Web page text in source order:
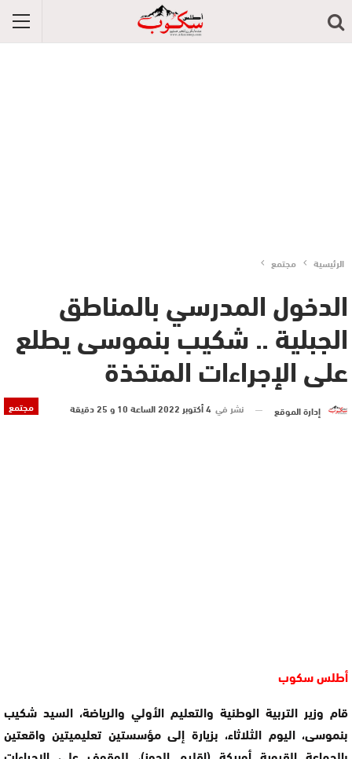
الرئيسية مجتمع
الدخول المدرسي بالمناطق
الجبلية .. شكيب بنموسى يطلع
على الإجراءات المتخذة
مجتمع إدارة الموقع نشر في 4 أكتوبر 2022 الساعة 10 و 25 دقيقة
أطلس سكوب
قام وزير التربية الوطنية والتعليم الأولي والرياضة، السيد شكيب
بنموسى، اليوم الثلاثاء، بزيارة إلى مؤسستين تعليميتين واقعتين